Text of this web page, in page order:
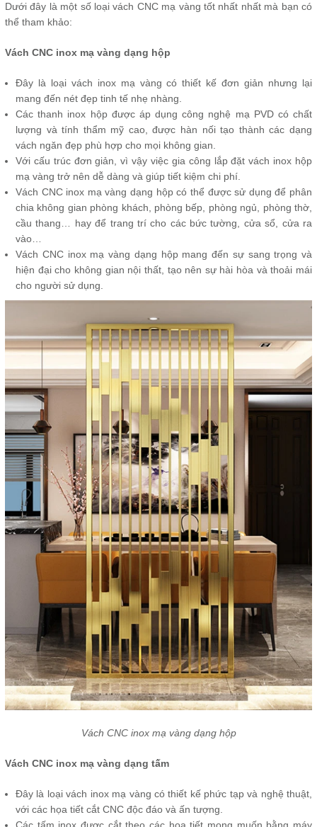
Dưới đây là một số loại vách CNC mạ vàng tốt nhất nhất mà bạn có
thể tham khảo:
Vách CNC inox mạ vàng dạng hộp
Đây là loại vách inox mạ vàng có thiết kế đơn giản nhưng lại
mang đến nét đẹp tinh tế nhẹ nhàng.
Các thanh inox hộp được áp dụng công nghệ mạ PVD có chất
lượng và tính thẩm mỹ cao, được hàn nối tạo thành các dạng
vách ngăn đẹp phù hợp cho mọi không gian.
Với cấu trúc đơn giản, vì vậy việc gia công lắp đặt vách inox hộp
mạ vàng trở nên dễ dàng và giúp tiết kiệm chi phí.
Vách CNC inox mạ vàng dạng hộp có thể được sử dụng để phân
chia không gian phòng khách, phòng bếp, phòng ngủ, phòng thờ,
cầu thang… hay để trang trí cho các bức tường, cửa sổ, cửa ra
vào…
Vách CNC inox mạ vàng dạng hộp mang đến sự sang trọng và
hiện đại cho không gian nội thất, tạo nên sự hài hòa và thoải mái
cho người sử dụng.
Vách CNC inox mạ vàng dạng hộp
Vách CNC inox mạ vàng dạng tấm
Đây là loại vách inox mạ vàng có thiết kế phức tạp và nghệ thuật,
với các họa tiết cắt CNC độc đáo và ấn tượng.
Các tấm inox được cắt theo các họa tiết mong muốn bằng máy